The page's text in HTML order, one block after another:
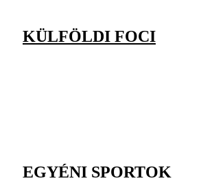
KÜLFÖLDI FOCI
EGYÉNI SPORTOK